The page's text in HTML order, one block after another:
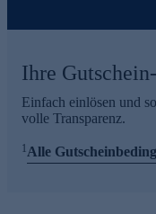
Ihre
Einfach einlösen und
volle Transparenz.
1Alle